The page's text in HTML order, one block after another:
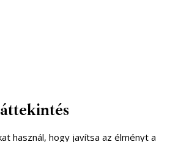
használ, hogy javítsa az élményt a